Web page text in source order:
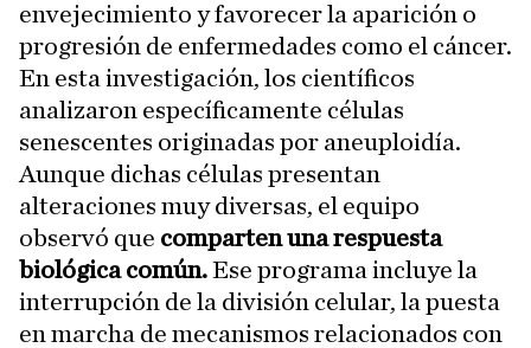
envejecimiento y favorecer la aparición o
progresión de enfermedades como el cáncer.
En esta investigación, los científicos
analizaron específicamente células
senescentes originadas por aneuploidía.
Aunque dichas células presentan
alteraciones muy diversas, el equipo
observó que comparten una respuesta
biológica común.Ese programa incluye la
interrupción de la división celular, la puesta
en marcha de mecanismos relacionados con